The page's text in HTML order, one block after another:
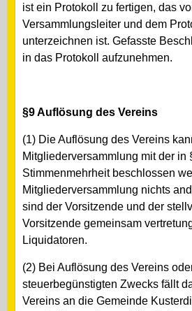
ist ein Protokoll zu fertigen, das
Versammlungsleiter und dem
unterzeichnen ist. Gefasste
in das Protokoll aufzunehmen.
§9 Auflösung des Vereins
(1) Die Auflösung des Vereins
Mitgliederversammlung mit der in
Stimmenmehrheit beschlossen
Mitgliederversammlung nichts
sind der Vorsitzende und der
Vorsitzende gemeinsam
Liquidatoren.
(2) Bei Auflösung des Vereins
steuerbegünstigten Zwecks fällt
Vereins an die Gemeinde